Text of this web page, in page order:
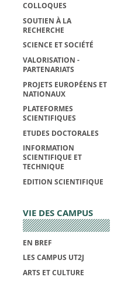
COLLOQUES
SOUTIEN À LA
RECHERCHE
SCIENCE ET SOCIÉTÉ
VALORISATION -
PARTENARIATS
PROJETS EUROPÉENS ET
NATIONAUX
PLATEFORMES
SCIENTIFIQUES
ETUDES DOCTORALES
INFORMATION
SCIENTIFIQUE ET
TECHNIQUE
EDITION SCIENTIFIQUE
VIE DES CAMPUS
EN BREF
LES CAMPUS UT2J
ARTS ET CULTURE